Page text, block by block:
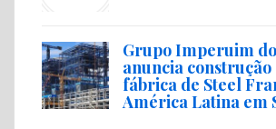
Grupo Imperuim
anuncia
fábrica de Steel
América Latina em